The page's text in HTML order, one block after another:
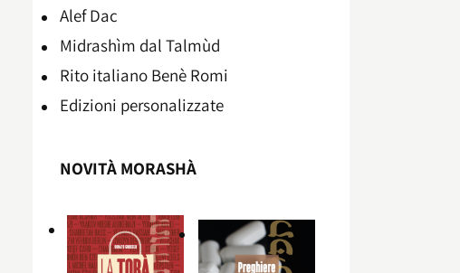
Alef Dac
Midrashìm dal Talmùd
Rito italiano Benè Romi​
Edizioni personalizzate
NOVITÀ MORASHÀ